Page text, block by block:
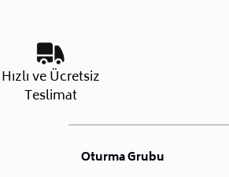
Hızlı ve Ücretsiz
Teslimat
Oturma Grubu